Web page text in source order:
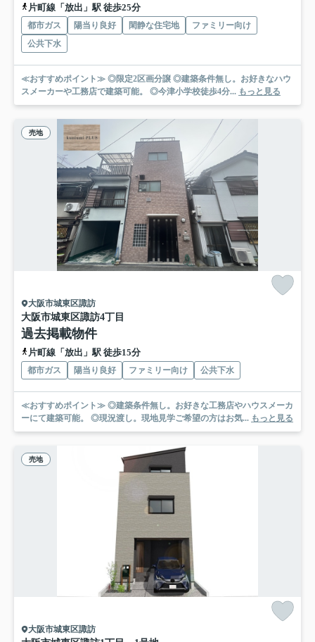
片町線「放出」駅 徒歩25分
都市ガス 陽当り良好 閑静な住宅地
ファミリー向け
公共下水
≪おすすめポイント≫ ◎限定2区画分譲 ◎建築条件無し。お好きなハウ
スメーカーや工務店で建築可能。 ◎今津小学校徒歩4分... もっと見る
売地
大阪市城東区諏訪
大阪市城東区諏訪4丁目
過去掲載物件
片町線「放出」駅 徒歩15分
都市ガス 陽当り良好 ファミリー向け 公共下水
≪おすすめポイント≫ ◎建築条件無し。お好きな工務店やハウスメーカ
ーにて建築可能。 ◎現況渡し。現地見学ご希望の方はお気... もっと見る
売地
大阪市城東区諏訪